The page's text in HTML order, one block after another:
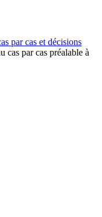
par cas et décisions
cas par cas préalable à